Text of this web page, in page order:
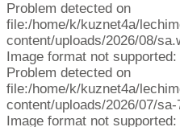
Problem detected on
file:/home/k/kuznet4a/
content/uploads/2026/08/
Image format not
Problem detected on
file:/home/k/kuznet4a/
content/uploads/2026/07/sa-
Image format not